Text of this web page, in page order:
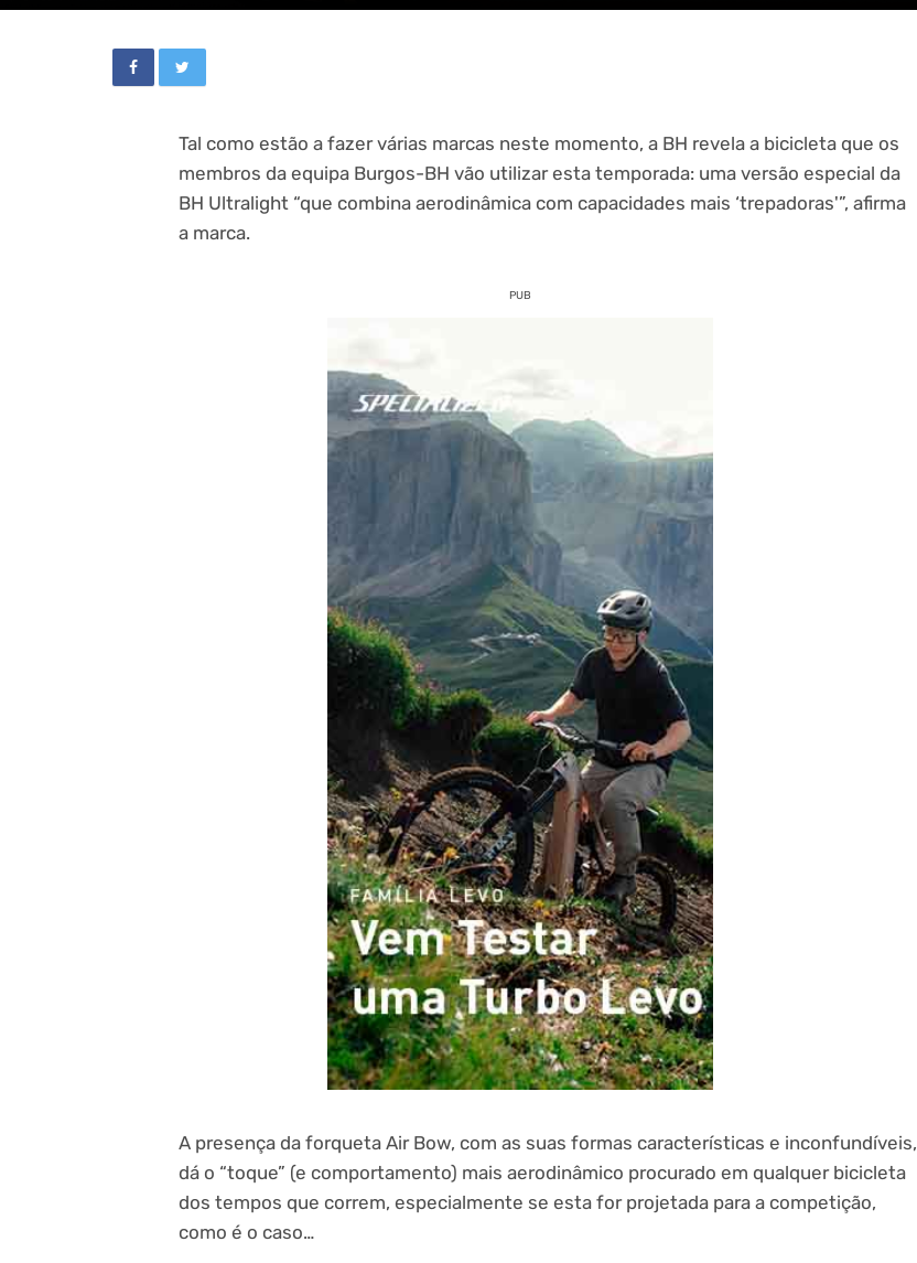
Tal como estão a fazer várias marcas neste momento, a BH revela a bicicleta que os
membros da equipa Burgos-BH vão utilizar esta temporada: uma versão especial da
BH Ultralight “que combina aerodinâmica com capacidades mais ‘trepadoras'”, afirma
a marca.
PUB
A presença da forqueta Air Bow, com as suas formas características e inconfundíveis,
dá o “toque” (e comportamento) mais aerodinâmico procurado em qualquer bicicleta
dos tempos que correm, especialmente se esta for projetada para a competição,
como é o caso…